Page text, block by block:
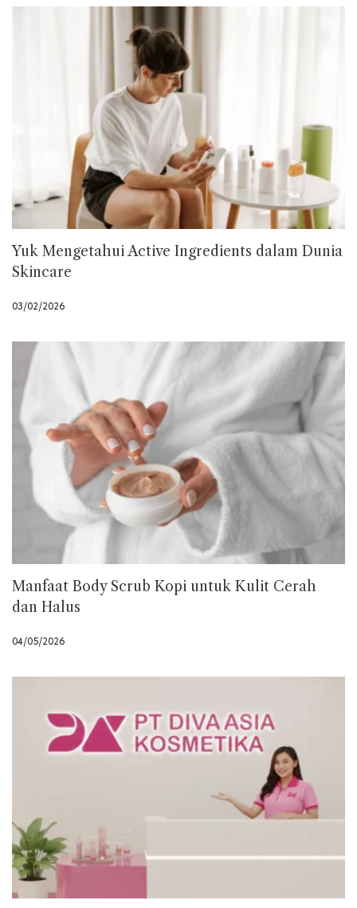
Yuk Mengetahui Active Ingredients dalam Dunia
Skincare
03/02/2026
Manfaat Body Scrub Kopi untuk Kulit Cerah
dan Halus
04/05/2026